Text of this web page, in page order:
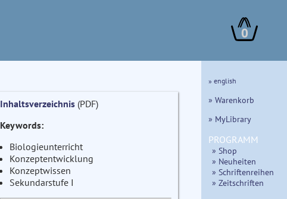
0
Inhaltsverzeichnis(PDF)
Keywords:
Biologieunterricht
Konzeptentwicklung
Konzeptwissen
Sekundarstufe I
» english
» Warenkorb
» MyLibrary
PROGRAMM
» Shop
» Neuheiten
» Schriftenreihen
» Zeitschriften